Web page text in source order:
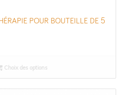
POUR BOUTEILLE DE 5
Choix des options